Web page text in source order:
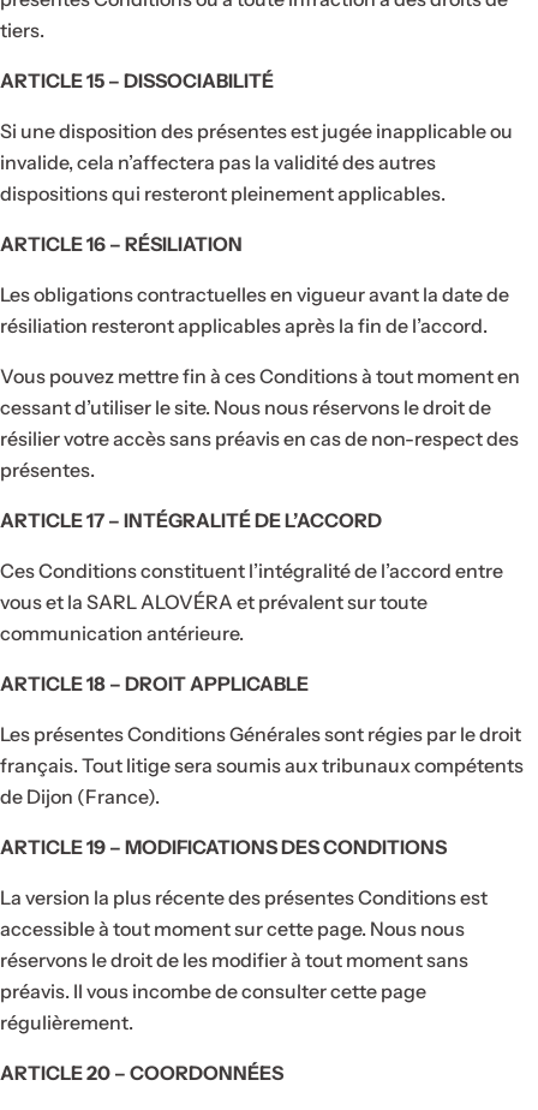
tiers.
ARTICLE 15 – DISSOCIABILITÉ
Si une disposition des présentes est jugée inapplicable ou
invalide, cela n’affectera pas la validité des autres
dispositions qui resteront pleinement applicables.
ARTICLE 16 – RÉSILIATION
Les obligations contractuelles en vigueur avant la date de
résiliation resteront applicables après la fin de l’accord.
Vous pouvez mettre fin à ces Conditions à tout moment en
cessant d’utiliser le site. Nous nous réservons le droit de
résilier votre accès sans préavis en cas de non-respect des
présentes.
ARTICLE 17 – INTÉGRALITÉ DE L’ACCORD
Ces Conditions constituent l’intégralité de l’accord entre
vous et la SARL ALOVÉRA et prévalent sur toute
communication antérieure.
ARTICLE 18 – DROIT APPLICABLE
Les présentes Conditions Générales sont régies par le droit
français. Tout litige sera soumis aux tribunaux compétents
de Dijon (France).
ARTICLE 19 – MODIFICATIONS DES CONDITIONS
La version la plus récente des présentes Conditions est
accessible à tout moment sur cette page. Nous nous
réservons le droit de les modifier à tout moment sans
préavis. Il vous incombe de consulter cette page
régulièrement.
ARTICLE 20 – COORDONNÉES